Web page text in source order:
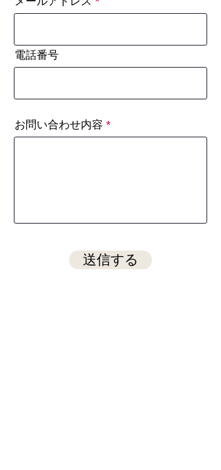
電話番号
お問い合わせ内容
送信する